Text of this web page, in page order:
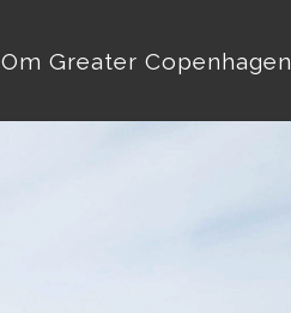
Om Greater Copenhagen